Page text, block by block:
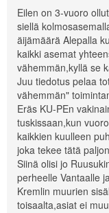
Eilen on 3-vuoro
siellä
äijämäärä Alepalla
kaikki asemat
vähemmän,kyllä se
Juu tiedotus pelaa
vähemmän"
Eräs KU-PEn
tuskissaan,kun
kaikkien kuulleen
joka tekee tätä
Siinä olisi jo
perheelle Vantaalle
Kremlin muurien
toisaalta,asiat ei